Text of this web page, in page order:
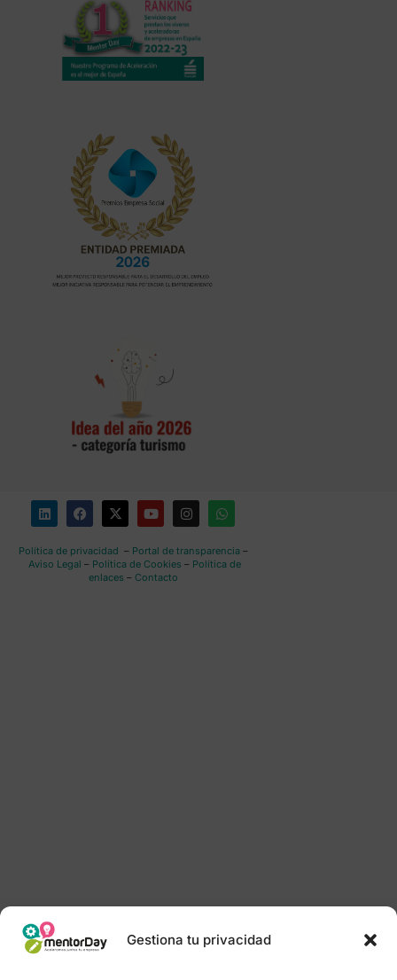
Gestiona tu privacidad
Política de privacidad – Portal de transparencia–
Aviso Legal – Política de Cookies – Política de
enlaces – Contacto